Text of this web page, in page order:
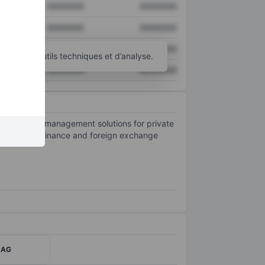
XXXXXXX XXXXXXX
d’autres outils techniques et d’analyse.
asset management solutions for private
trade finance and foreign exchange